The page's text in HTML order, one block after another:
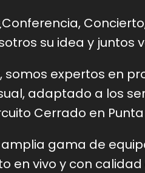
su idea y juntos
somos expertos en
adaptado a los
Cerrado en
gama de
en vivo y con calidad